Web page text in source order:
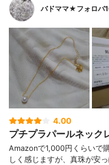
バドママ★フォロ
4.00
プチプラパールネック
Amazonで1,000円くらいで
しく感じますが、真珠が安